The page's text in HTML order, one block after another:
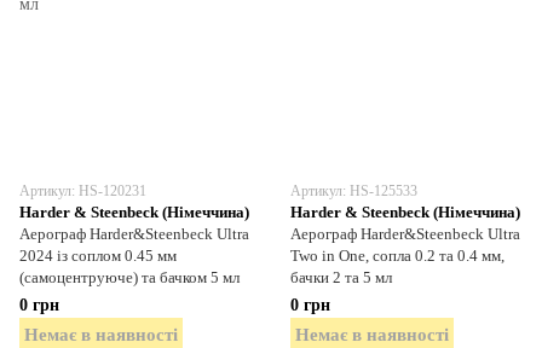
Артикул: HS-120231
Harder & Steenbeck (Німеччина)
Аерограф Harder&Steenbeck Ultra
2024 із соплом 0.45 мм
(самоцентруюче) та бачком 5 мл
0 грн
Немає в наявності
Артикул: HS-125533
Harder & Steenbeck (Німеччина)
Аерограф Harder&Steenbeck Ultra
Two in One, сопла 0.2 та 0.4 мм,
бачки 2 та 5 мл
0 грн
Немає в наявності